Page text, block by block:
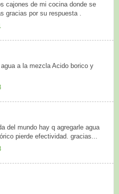
cajones de mi cocina donde se
gracias por su respuesta .
a la mezcla Acido borico y
del mundo hay q agregarle agua
pierde efectividad. gracias...